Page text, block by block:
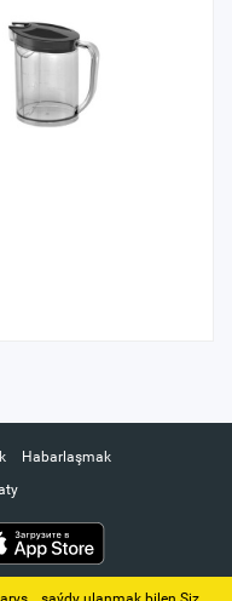
Habarlaşmak